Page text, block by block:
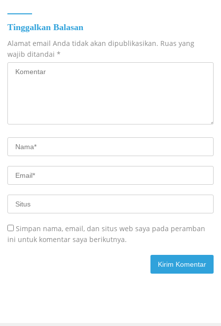
Tinggalkan Balasan
Alamat email Anda tidak akan dipublikasikan. Ruas yang
wajib ditandai *
Simpan nama, email, dan situs web saya pada peramban
ini untuk komentar saya berikutnya.